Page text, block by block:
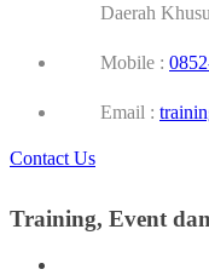
Daerah
Mobile :
Email :
Contact Us
Training, Event